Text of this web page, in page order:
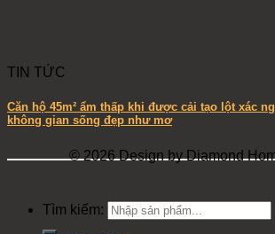
TIN TỨC
Căn hộ 45m² ẩm thấp khi được cải tạo lột xác
không gian sống đẹp như mơ
© 2026 Design by Diamond
Tìm kiếm: